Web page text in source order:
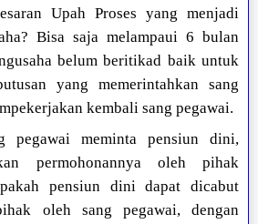
Upah Proses yang menjadi
Bisa saja melampaui 6 bulan
belum beritikad baik untuk
yang memerintahkan sang
kembali sang pegawai.
pegawai meminta pensiun dini,
permohonannya oleh pihak
pensiun dini dapat dicabut
oleh sang pegawai, dengan